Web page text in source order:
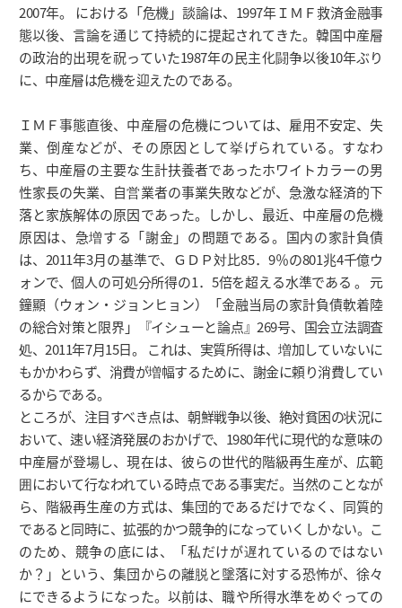
2007年。 における「危機」談論は、1997年ＩＭＦ救済金融事
態以後、言論を通じて持続的に提起されてきた。韓国中産層
の政治的出現を祝っていた1987年の民主化闘争以後10年ぶり
に、中産層は危機を迎えたのである。
ＩＭＦ事態直後、中産層の危機については、雇用不安定、失
業、倒産などが、その原因として挙げられている。すなわ
ち、中産層の主要な生計扶養者であったホワイトカラーの男
性家長の失業、自営業者の事業失敗などが、急激な経済的下
落と家族解体の原因であった。しかし、最近、中産層の危機
原因は、急増する「謝金」の問題である。国内の家計負債
は、2011年3月の基準で、ＧＤＰ対比85．9％の801兆4千億ウ
ォンで、個人の可処分所得の1．5倍を超える水準である 。 元
鐘顯（ウォン・ジョンヒョン）「金融当局の家計負債軟着陸
の総合対策と限界」『イシューと論点』269号、国会立法調査
処、2011年7月15日。 これは、実質所得は、増加していないに
もかかわらず、消費が増幅するために、謝金に頼り消費してい
るからである。
ところが、注目すべき点は、朝鮮戦争以後、絶対貧困の状況に
おいて、速い経済発展のおかげで、1980年代に現代的な意味の
中産層が登場し、現在は、彼らの世代的階級再生産が、広範
囲において行なわれている時点である事実だ。当然のことなが
ら、階級再生産の方式は、集団的であるだけでなく、同質的
であると同時に、拡張的かつ競争的になっていくしかない。こ
のため、競争の底には、「私だけが遅れているのではない
か？」という、集団からの離脱と墜落に対する恐怖が、徐々
にできるようになった。以前は、職や所得水準をめぐっての